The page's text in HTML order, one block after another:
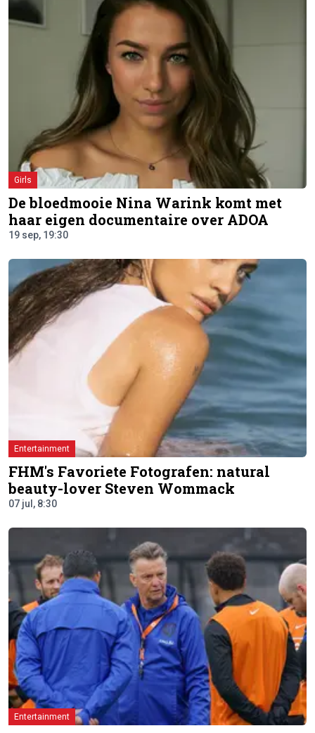
Girls
De bloedmooie Nina Warink komt met
haar eigen documentaire over ADOA
19 sep, 19:30
Entertainment
FHM's Favoriete Fotografen: natural
beauty-lover Steven Wommack
07 jul, 8:30
Entertainment